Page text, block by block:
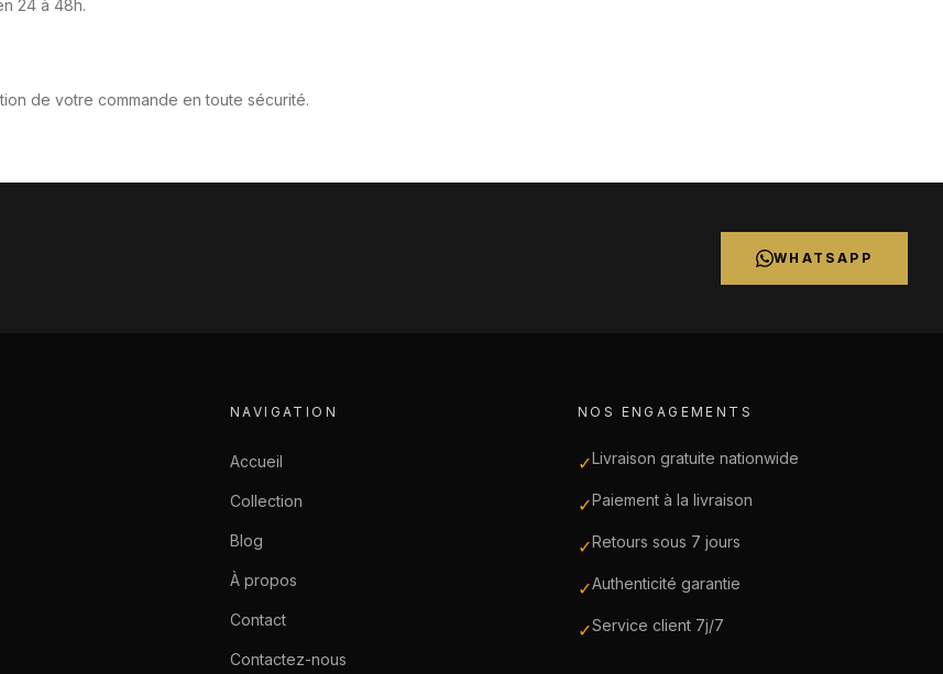
24 à 48h.
de votre commande en toute sécurité.
WHATSAPP
NAVIGATION
Accueil
Collection
Blog
À propos
Contact
Contactez-nous
NOS ENGAGEMENTS
✓Livraison gratuite nationwide
✓Paiement à la livraison
✓Retours sous 7 jours
✓Authenticité garantie
✓Service client 7j/7